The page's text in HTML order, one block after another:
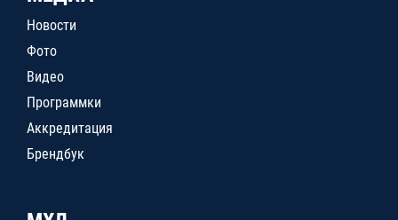
Новости
Фото
Видео
Программки
Аккредитация
Брендбук